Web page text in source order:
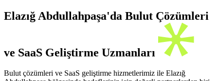
Elazığ Abdullahpaşa'da Bulut Çözümleri
ve SaaS Geliştirme Uzmanları
Bulut çözümleri ve SaaS geliştirme hizmetlerimiz ile Elazığ